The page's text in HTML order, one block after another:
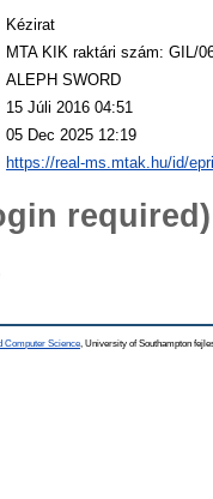
Kézirat
MTA KIK raktári szám: GIL/
ALEPH SWORD
15 Júli 2016 04:51
05 Dec 2025 12:19
https://real-ms.mtak.hu/id/
required)
Computer Science , University of Southampton